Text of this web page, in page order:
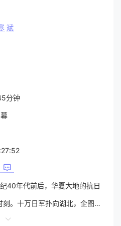
斌
分钟
40年代前后，华夏大地的抗日
。十万日军扑向湖北，企图歼
149团上尉营长赵国武（奇道